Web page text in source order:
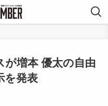
が増本 優太の自由
を発表